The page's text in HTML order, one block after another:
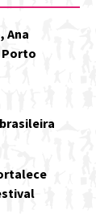
Ana
Porto